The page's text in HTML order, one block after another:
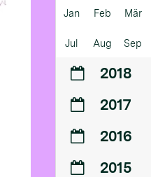
Jan Feb Mär
Jul Aug Sep
2018
2017
2016
2015